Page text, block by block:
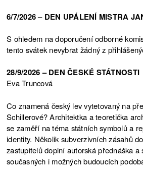
6/7/2026 – DEN UPÁLENÍ MISTRA
S ohledem na doporučení odborné
tento svátek nevybrat žádný z
28/9/2026 – DEN ČESKÉ STÁTNOSTI
Eva Truncová
Co znamená český lev vytetovaný na
Schillerové? Architektka a teoretička
se zaměří na téma státních symbolů a
identity. Několik subverzivních zásahů
zastupitelů doplní autorská přednáška a
současných i možných budoucích